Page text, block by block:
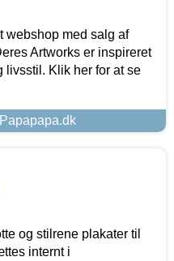
webshop med salg af
Artworks er inspireret
livsstil. Klik her for at se
og stilrene plakater til
internt i